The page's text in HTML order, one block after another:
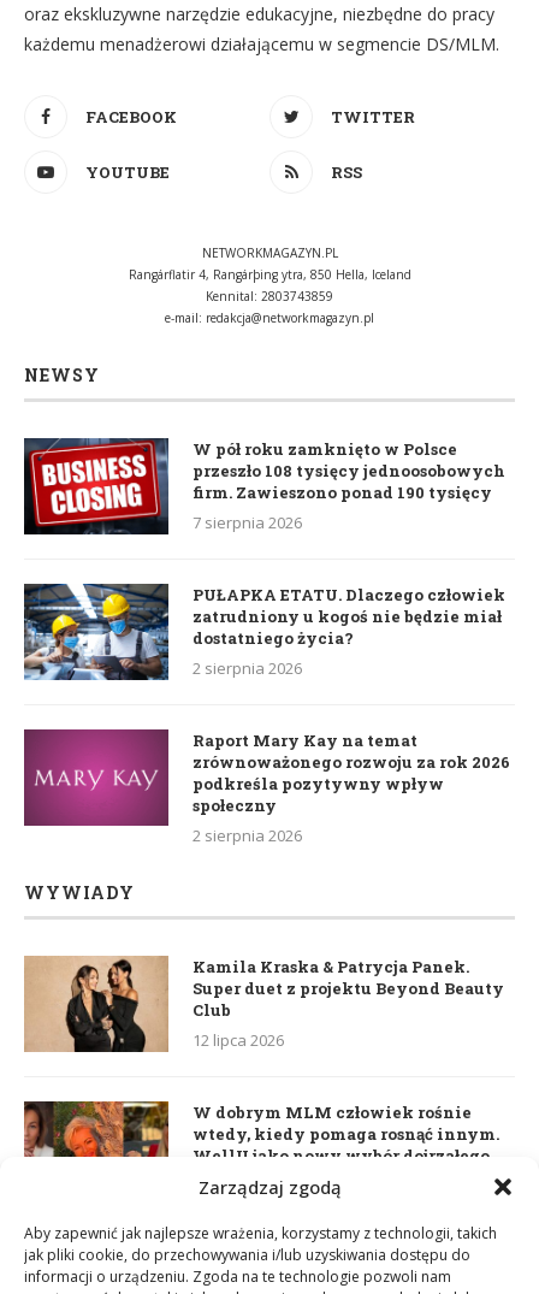
Zarządzaj zgodą
Aby zapewnić jak najlepsze wrażenia, korzystamy z technologii, takich
jak pliki cookie, do przechowywania i/lub uzyskiwania dostępu do
informacji o urządzeniu. Zgoda na te technologie pozwoli nam
oraz ekskluzywne narzędzie edukacyjne, niezbędne do pracy
każdemu menadżerowi działającemu w segmencie DS/MLM.
FACEBOOK TWITTER
YOUTUBE RSS
NETWORKMAGAZYN.PL
Rangárflatir 4, Rangárþing ytra, 850 Hella, Iceland
Kennital: 2803743859
e-mail: redakcja@networkmagazyn.pl
NEWSY
W pół roku zamknięto w Polsce
przeszło 108 tysięcy jednoosobowych
firm. Zawieszono ponad 190 tysięcy
7 sierpnia 2026
PUŁAPKA ETATU. Dlaczego człowiek
zatrudniony u kogoś nie będzie miał
dostatniego życia?
2 sierpnia 2026
Raport Mary Kay na temat
zrównoważonego rozwoju za rok 2026
podkreśla pozytywny wpływ
społeczny
2 sierpnia 2026
WYWIADY
Kamila Kraska & Patrycja Panek.
Super duet z projektu Beyond Beauty
Club
12 lipca 2026
W dobrym MLM człowiek rośnie
wtedy, kiedy pomaga rosnąć innym.
WellU jako nowy wybór dojrzałego
lidera
Daria Dudzik. Kocham Cię